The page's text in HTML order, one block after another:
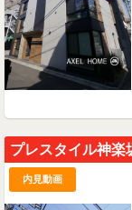
プレスタイル神楽
内見動画